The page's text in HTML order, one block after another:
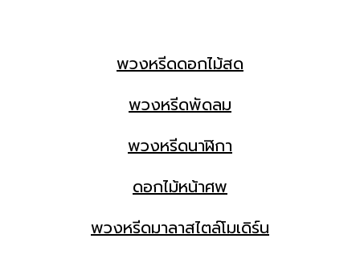
พวงหรีดดอกไม้สด
พวงหรีดพัดลม
พวงหรีดนาฬิกา
ดอกไม้หน้าศพ
พวงหรีดมาลาสไตล์โมเดิร์น